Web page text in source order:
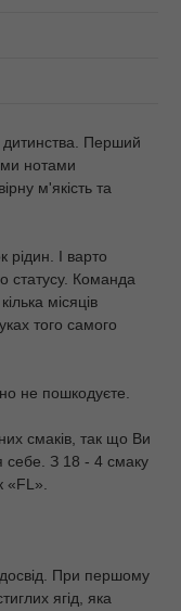
дитинства. Перший
нотами
м'якість та
рідин. І варто
статусу. Команда
місяців
того самого
не пошкодуєте.
смаків, так що Ви
себе. З 18 - 4 смаку
«FL».
При першому
ягід, яка